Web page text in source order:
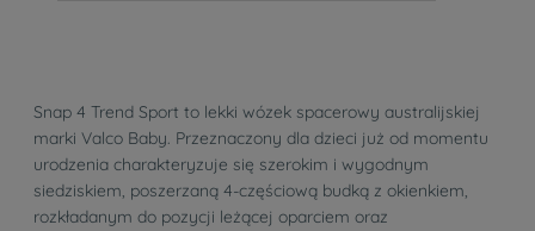
Snap 4 Trend Sport to lekki wózek spacerowy australijskiej
marki Valco Baby. Przeznaczony dla dzieci już od momentu
urodzenia charakteryzuje się szerokim i wygodnym
siedziskiem, poszerzaną 4-częściową budką z okienkiem,
rozkładanym do pozycji leżącej oparciem oraz